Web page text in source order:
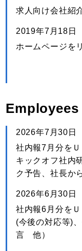
求人向け会社紹
2019年7月18日
ホームページを
Employees
2026年7月30日
社内報7月分を
キックオフ社内
ク予告、社長か
2026年6月30日
社内報6月分を
(今後の対応等)
言 他）